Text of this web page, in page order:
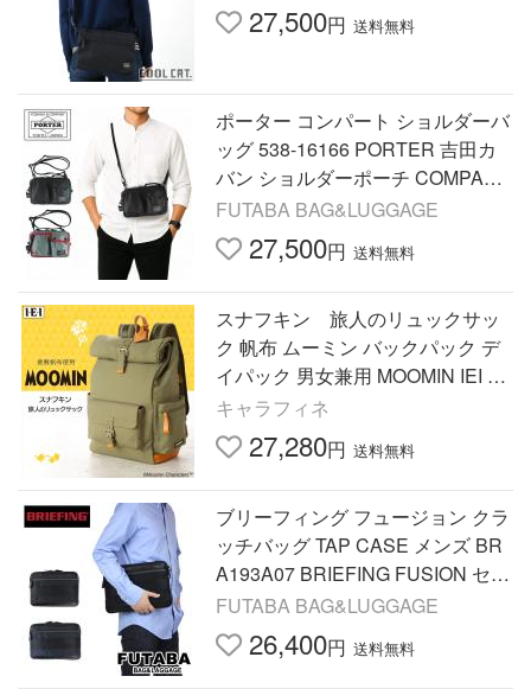
27,500円 送料無料
ポーター コンパート ショルダーバ
ッグ 538-16166 PORTER 吉田カ
バン ショルダーポーチ COMPART
コンパクト
FUTABA BAG&LUGGAGE
27,500円 送料無料
スナフキン 旅人のリュックサッ
ク 帆布 ムーミン バックパック デ
イパック 男女兼用 MOOMIN IEI イ
ンペリアル エンタープライズ
キャラフィネ
27,280円 送料無料
ブリーフィング フュージョン クラ
ッチバッグ TAP CASE メンズ BR
A193A07 BRIEFING FUSION セカ
ンドバッグ B5サイズ ブランド バ
ッグインバッグ
FUTABA BAG&LUGGAGE
26,400円 送料無料